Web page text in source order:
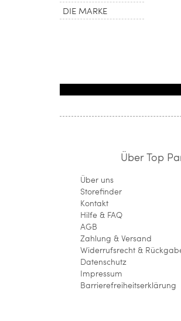
DIE MARKE
Über Top
Über uns
Storefinder
Kontakt
Hilfe & FAQ
AGB
Zahlung & Versand
Widerrufsrecht &
Datenschutz
Impressum
Barrierefreiheitserklärung